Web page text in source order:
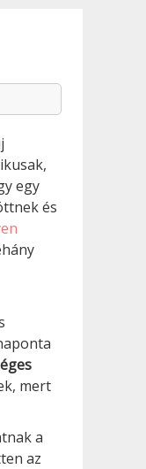
egy
és
mert
a
az